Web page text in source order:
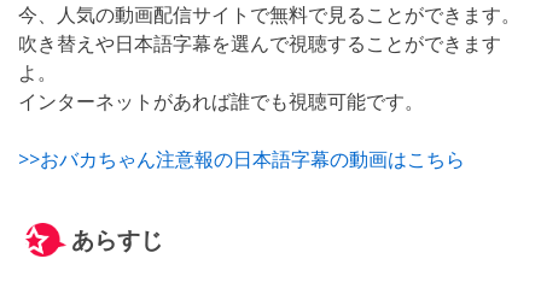
今、人気の動画配信サイトで無料で見ることができます。
吹き替えや日本語字幕を選んで視聴することができます
よ。
インターネットがあれば誰でも視聴可能です。
>>おバカちゃん注意報の日本語字幕の動画はこちら
あらすじ